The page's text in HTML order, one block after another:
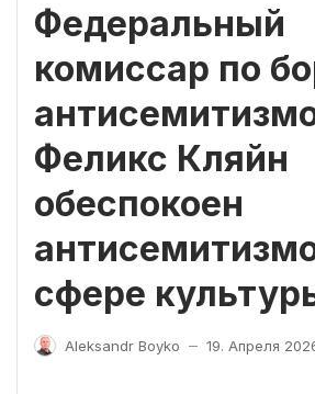
Федеральный
комиссар по
Феликс Кляйн
обеспокоен
сфере
Aleksandr Boyko — 19. Апреля